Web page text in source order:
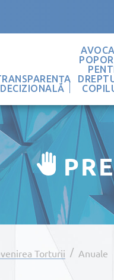
DECIZIONALĂ
Torturii / Anuale